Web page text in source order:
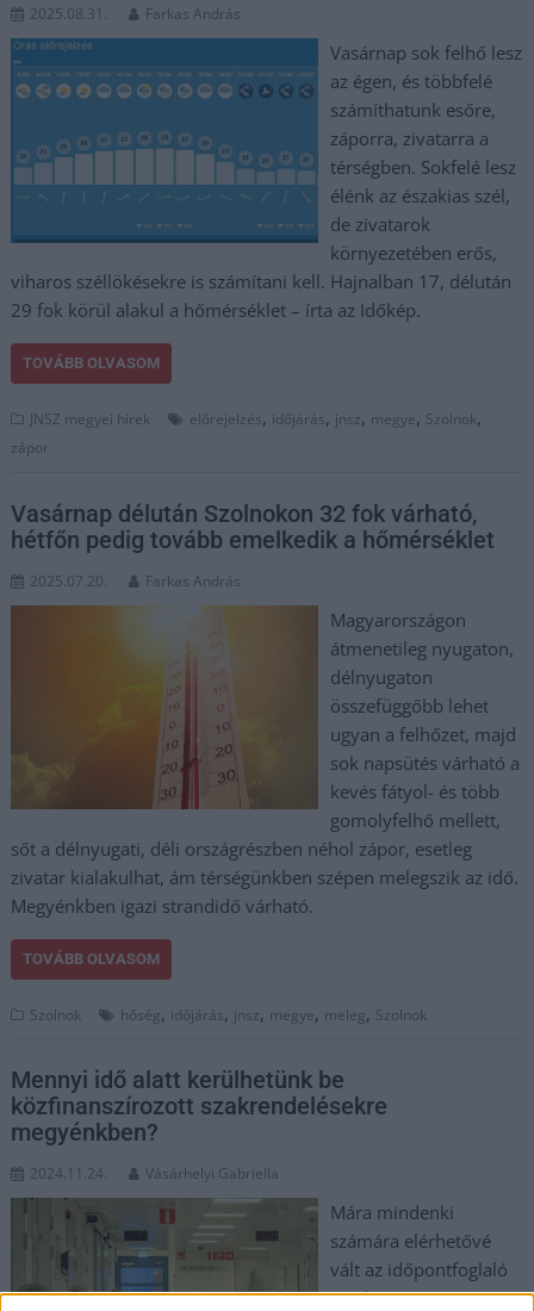
2025.08.31. Farkas András
Vasárnap sok felhő lesz
az égen, és többfelé
számíthatunk esőre,
záporra, zivatarra a
térségben. Sokfelé lesz
élénk az északias szél,
de zivatarok
környezetében erős,
viharos széllökésekre is számítani kell. Hajnalban 17, délután
29 fok körül alakul a hőmérséklet – írta az Időkép.
TOVÁBB OLVASOM
JNSZ megyei hírek előrejelzés, időjárás, jnsz, megye, Szolnok,
zápor
Vasárnap délután Szolnokon 32 fok várható,
hétfőn pedig tovább emelkedik a hőmérséklet
2025.07.20. Farkas András
Magyarországon
átmenetileg nyugaton,
délnyugaton
összefüggőbb lehet
ugyan a felhőzet, majd
sok napsütés várható a
kevés fátyol- és több
gomolyfelhő mellett,
sőt a délnyugati, déli országrészben néhol zápor, esetleg
zivatar kialakulhat, ám térségünkben szépen melegszik az idő.
Megyénkben igazi strandidő várható.
TOVÁBB OLVASOM
Szolnok hőség, időjárás, jnsz, megye, meleg, Szolnok
Mennyi idő alatt kerülhetünk be
közfinanszírozott szakrendelésekre
megyénkben?
2024.11.24. Vásárhelyi Gabriella
Mára mindenki
számára elérhetővé
vált az időpontfoglaló
rendszer az EESZT